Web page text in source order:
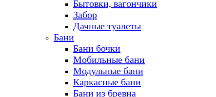
Бытовки, вагончики
Забор
Дачные туалеты
Бани
Бани бочки
Мобильные бани
Модульные бани
Каркасные бани
Бани из бревна